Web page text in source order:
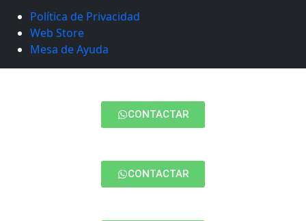
Política de Privacidad
Web Store
Mesa de Ayuda
CONTACTAR
CONTACTAR